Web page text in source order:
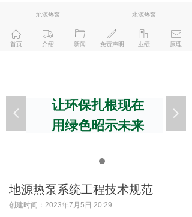
ꀇ
首页
ꄉ
介绍
ꄁ
新闻
ꄅ
免责声明
ꀶ
业绩
ꂘ
原理
让环保扎根现在
用绿色昭示未来
넳 넲
地源热泵 水源热泵
地源热泵系统工程技术规范
创建时间： 2023年7月5日 20:29